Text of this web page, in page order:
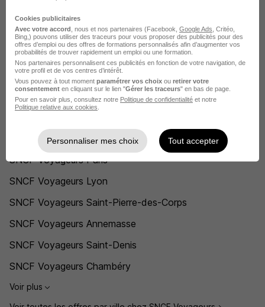
SNCF Voyageurs recrute autour de
Bischheim
SNCF Voyageurs Strasbourg
L'emploi chez SNCF Voyageurs par
SNCF Voyageurs Paris
SNCF Voyageurs Lyon
SNCF Voyageurs Saint-Pierre-des-Corps
SNCF Voyageurs Annemasse
SNCF Voyageurs Saint-Denis
SNCF Voyageurs Chambéry
Voir plus
Cookies publicitaires
Avec votre accord , nous et nos partenaires (Facebook, Google Ads , Critéo,
Bing,) pouvons utiliser des traceurs pour vous proposer des publicités pour des
offres d’emploi ou des offres de formations personnalisés afin d’augmenter vos
probabilités de trouver rapidement un emploi ou une formation.
Nos partenaires personnalisent ces publicités en fonction de votre navigation, de
votre profil et de vos centres d’intérêt.
Vous pouvez à tout moment paramétrer vos choix ou retirer votre
consentement en cliquant sur le lien "Gérer les traceurs" en bas de page.
Pour en savoir plus, consultez notre Politique de confidentialité et notre
Politique relative aux cookies
Personnaliser mes choix Tout accepter